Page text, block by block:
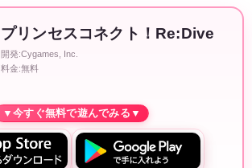
プリンセスコネクト！Re:Dive
開発:Cygames, Inc.
料金:無料